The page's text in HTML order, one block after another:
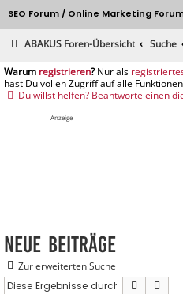
SEO Forum / Online Marketing
ABAKUS Foren-Übersicht Suche
registrieren
Du willst helfen? Beantworte einen
Anzeige
Neue Beiträge
Zur erweiterten Suche
Suche